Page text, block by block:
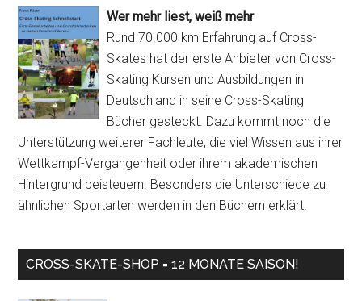
Wer mehr liest, weiß mehr
Rund 70.000 km Erfahrung auf Cross-
Skates hat der erste Anbieter von Cross-
Skating Kursen und Ausbildungen in
Deutschland in seine Cross-Skating
Bücher gesteckt. Dazu kommt noch die
Unterstützung weiterer Fachleute, die viel Wissen aus ihrer
Wettkampf-Vergangenheit oder ihrem akademischen
Hintergrund beisteuern. Besonders die Unterschiede zu
ähnlichen Sportarten werden in den Büchern erklärt.
CROSS-SKATE-SHOP = 12 MONATE SAISON!